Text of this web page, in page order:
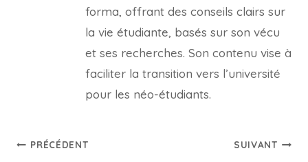
forma, offrant des conseils clairs sur
la vie étudiante, basés sur son vécu
et ses recherches. Son contenu vise à
faciliter la transition vers l’université
pour les néo-étudiants.
Navigation
PRÉCÉDENT SUIVANT